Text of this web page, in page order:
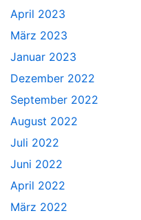
April 2023
März 2023
Januar 2023
Dezember 2022
September 2022
August 2022
Juli 2022
Juni 2022
April 2022
März 2022